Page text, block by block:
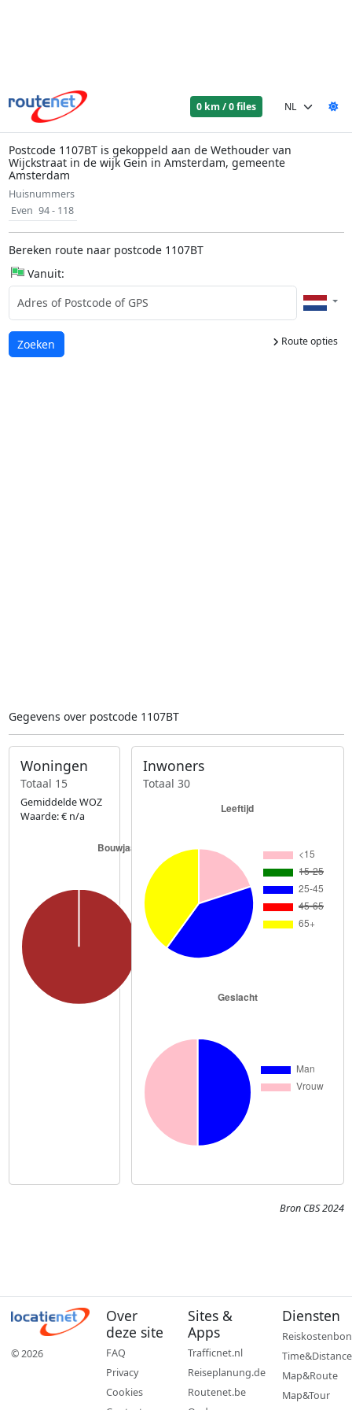
0 km / 0 files
Postcode 1107BT is gekoppeld aan de Wethouder van
Wijckstraat in de wijk Gein in Amsterdam, gemeente
Amsterdam
Huisnummers
Even 94 - 118
Bereken route naar postcode 1107BT
Vanuit:
Route opties
Laden...
Zoeken
Gegevens over postcode 1107BT
Woningen
Totaal 15
Gemiddelde WOZ
Waarde: € n/a
Inwoners
Totaal 30
Bron CBS 2024
© 2026
Over
deze site
FAQ
Privacy
Cookies
Sites &
Apps
Trafficnet.nl
Reiseplanung.de
Routenet.be
Diensten
Reiskostenbon
Time&Distance
Map&Route
Map&Tour